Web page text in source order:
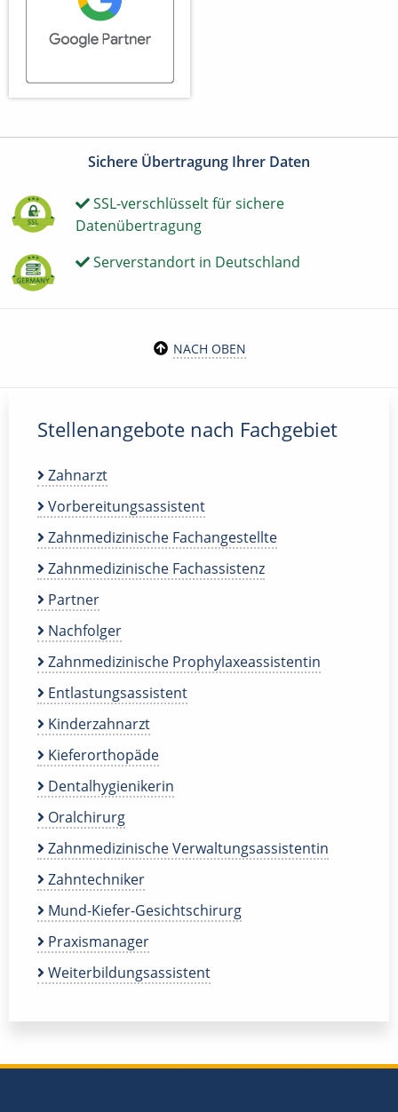
Sichere Übertragung Ihrer Daten
SSL-verschlüsselt für sichere
Datenübertragung
Serverstandort in Deutschland
NACH OBEN
Stellenangebote nach Fachgebiet
Zahnarzt
Vorbereitungsassistent
Zahnmedizinische Fachangestellte
Zahnmedizinische Fachassistenz
Partner
Nachfolger
Zahnmedizinische Prophylaxeassistentin
Entlastungsassistent
Kinderzahnarzt
Kieferorthopäde
Dentalhygienikerin
Oralchirurg
Zahnmedizinische Verwaltungsassistentin
Zahntechniker
Mund-Kiefer-Gesichtschirurg
Praxismanager
Weiterbildungsassistent